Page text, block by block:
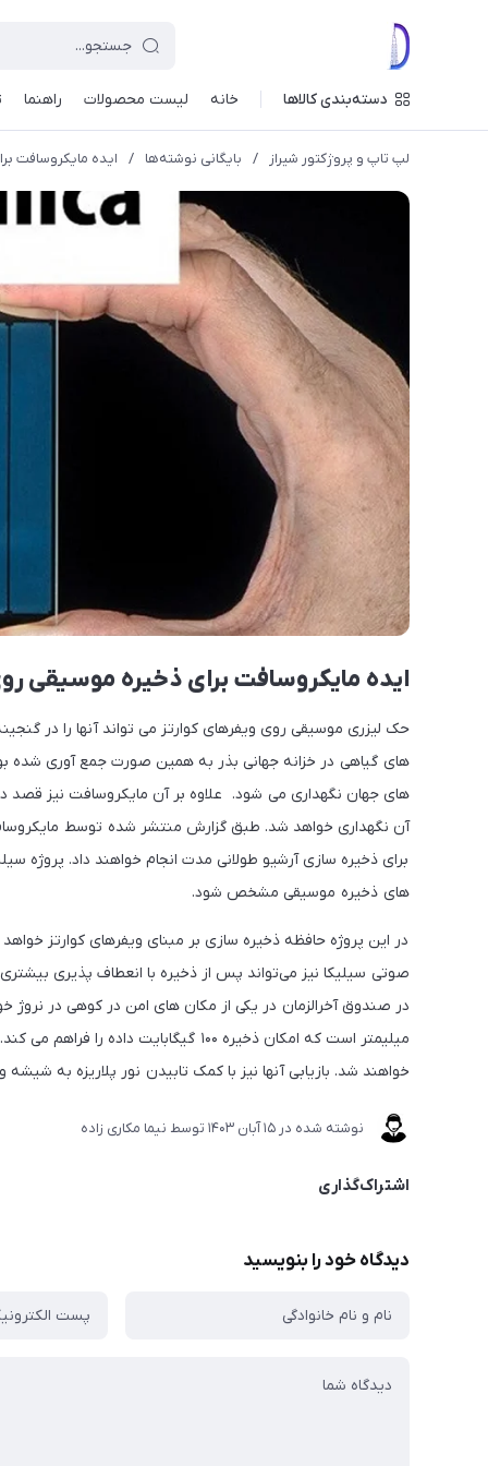
دسته‌بندی کالاها خانه لیست محصولات راهنما
لپ تاپ و پروژکتور شیراز / بایگانی نوشته‌ها / ایده مایکروسافت
ایده مایکروسافت برای ذخیره موسیقی
حک لیزری موسیقی روی ویفرهای کوارتز می تواند آنها را در
های جهان نگهداری می شود. علاوه بر آن مایکروسافت نیز قصد
آن نگهداری خواهد شد. طبق گزارش منتشر شده توسط
های ذخیره موسیقی مشخص شود.
در این پروژه حافظه ذخیره سازی بر مبنای ویفرهای کوارتز
صوتی سیلیکا نیز می‌تواند پس از ذخیره با انعطاف پذیری
میلیمتر است که امکان ذخیره ۱۰۰
خواهند شد. بازیابی آنها نیز با کمک تابیدن نور پلاریزه به
نوشته شده در 15 آبان 1403 توسط نیما مکاری زاده
اشتراک‌گذاری
دیدگاه خود را بنویسید